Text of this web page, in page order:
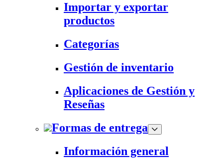
Importar y exportar
productos
Categorías
Gestión de inventario
Aplicaciones de Gestión y
Reseñas
Formas de entrega
Información general